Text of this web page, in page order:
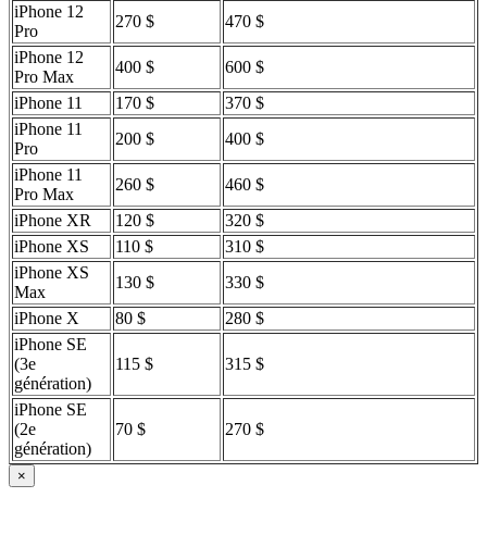
iPhone 12
Pro
270 $
470 $
iPhone 12
Pro Max
400 $
600 $
iPhone 11
170 $
370 $
iPhone 11
Pro
200 $
400 $
iPhone 11
Pro Max
260 $
460 $
iPhone XR
120 $
320 $
iPhone XS
110 $
310 $
iPhone XS
Max
130 $
330 $
iPhone X
80 $
280 $
iPhone SE
(3e
génération)
115 $ 315 $
iPhone SE
(2e
génération)
70 $ 270 $
×